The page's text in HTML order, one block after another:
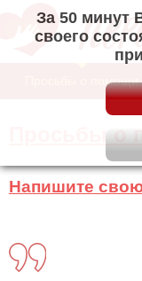
За 50 минут
своего
Просьбы о помощи
Просьбы о
Напишите